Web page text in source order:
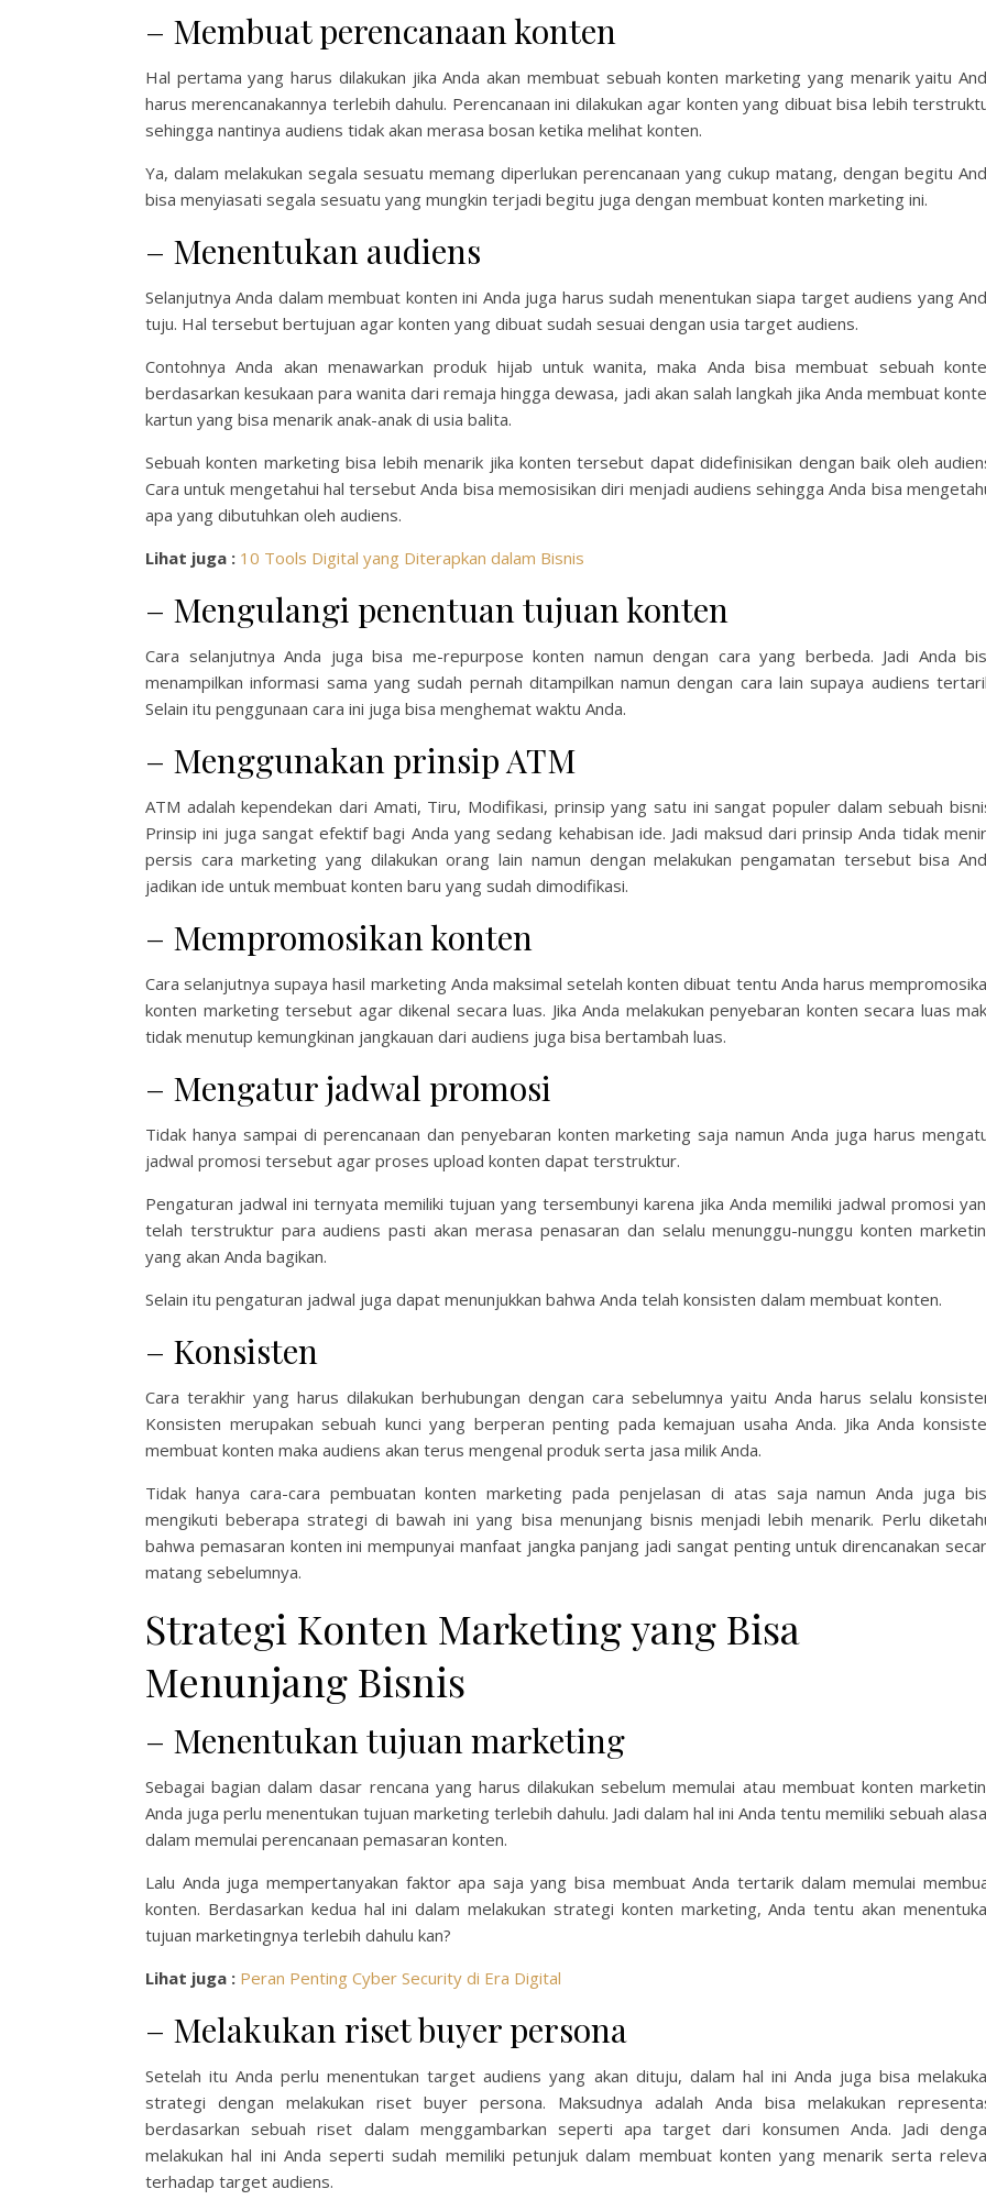
– Membuat perencanaan konten
Hal pertama yang harus dilakukan jika Anda akan membuat sebuah konten marketing yang menarik yaitu
harus merencanakannya terlebih dahulu. Perencanaan ini dilakukan agar konten yang dibuat bisa lebih
sehingga nantinya audiens tidak akan merasa bosan ketika melihat konten.
Ya, dalam melakukan segala sesuatu memang diperlukan perencanaan yang cukup matang, dengan begitu
bisa menyiasati segala sesuatu yang mungkin terjadi begitu juga dengan membuat konten marketing ini.
– Menentukan audiens
Selanjutnya Anda dalam membuat konten ini Anda juga harus sudah menentukan siapa target audiens yang
tuju. Hal tersebut bertujuan agar konten yang dibuat sudah sesuai dengan usia target audiens.
Contohnya Anda akan menawarkan produk hijab untuk wanita, maka Anda bisa membuat sebuah
berdasarkan kesukaan para wanita dari remaja hingga dewasa, jadi akan salah langkah jika Anda membuat
kartun yang bisa menarik anak-anak di usia balita.
Sebuah konten marketing bisa lebih menarik jika konten tersebut dapat didefinisikan dengan baik oleh
Cara untuk mengetahui hal tersebut Anda bisa memosisikan diri menjadi audiens sehingga Anda bisa
apa yang dibutuhkan oleh audiens.
Lihat juga : 10 Tools Digital yang Diterapkan dalam Bisnis
– Mengulangi penentuan tujuan konten
Cara selanjutnya Anda juga bisa me-repurpose konten namun dengan cara yang berbeda. Jadi Anda
menampilkan informasi sama yang sudah pernah ditampilkan namun dengan cara lain supaya audiens
Selain itu penggunaan cara ini juga bisa menghemat waktu Anda.
– Menggunakan prinsip ATM
ATM adalah kependekan dari Amati, Tiru, Modifikasi, prinsip yang satu ini sangat populer dalam sebuah
Prinsip ini juga sangat efektif bagi Anda yang sedang kehabisan ide. Jadi maksud dari prinsip Anda tidak
persis cara marketing yang dilakukan orang lain namun dengan melakukan pengamatan tersebut bisa
jadikan ide untuk membuat konten baru yang sudah dimodifikasi.
– Mempromosikan konten
Cara selanjutnya supaya hasil marketing Anda maksimal setelah konten dibuat tentu Anda harus
konten marketing tersebut agar dikenal secara luas. Jika Anda melakukan penyebaran konten secara luas
tidak menutup kemungkinan jangkauan dari audiens juga bisa bertambah luas.
– Mengatur jadwal promosi
Tidak hanya sampai di perencanaan dan penyebaran konten marketing saja namun Anda juga harus
jadwal promosi tersebut agar proses upload konten dapat terstruktur.
Pengaturan jadwal ini ternyata memiliki tujuan yang tersembunyi karena jika Anda memiliki jadwal promosi
telah terstruktur para audiens pasti akan merasa penasaran dan selalu menunggu-nunggu konten
yang akan Anda bagikan.
Selain itu pengaturan jadwal juga dapat menunjukkan bahwa Anda telah konsisten dalam membuat konten.
– Konsisten
Cara terakhir yang harus dilakukan berhubungan dengan cara sebelumnya yaitu Anda harus selalu
Konsisten merupakan sebuah kunci yang berperan penting pada kemajuan usaha Anda. Jika Anda
membuat konten maka audiens akan terus mengenal produk serta jasa milik Anda.
Tidak hanya cara-cara pembuatan konten marketing pada penjelasan di atas saja namun Anda juga
mengikuti beberapa strategi di bawah ini yang bisa menunjang bisnis menjadi lebih menarik. Perlu
bahwa pemasaran konten ini mempunyai manfaat jangka panjang jadi sangat penting untuk direncanakan
matang sebelumnya.
Strategi Konten Marketing yang Bisa
Menunjang Bisnis
– Menentukan tujuan marketing
Sebagai bagian dalam dasar rencana yang harus dilakukan sebelum memulai atau membuat konten
Anda juga perlu menentukan tujuan marketing terlebih dahulu. Jadi dalam hal ini Anda tentu memiliki sebuah
dalam memulai perencanaan pemasaran konten.
Lalu Anda juga mempertanyakan faktor apa saja yang bisa membuat Anda tertarik dalam memulai
konten. Berdasarkan kedua hal ini dalam melakukan strategi konten marketing, Anda tentu akan
tujuan marketingnya terlebih dahulu kan?
Lihat juga : Peran Penting Cyber Security di Era Digital
– Melakukan riset buyer persona
Setelah itu Anda perlu menentukan target audiens yang akan dituju, dalam hal ini Anda juga bisa
strategi dengan melakukan riset buyer persona. Maksudnya adalah Anda bisa melakukan
berdasarkan sebuah riset dalam menggambarkan seperti apa target dari konsumen Anda. Jadi
melakukan hal ini Anda seperti sudah memiliki petunjuk dalam membuat konten yang menarik serta
terhadap target audiens.